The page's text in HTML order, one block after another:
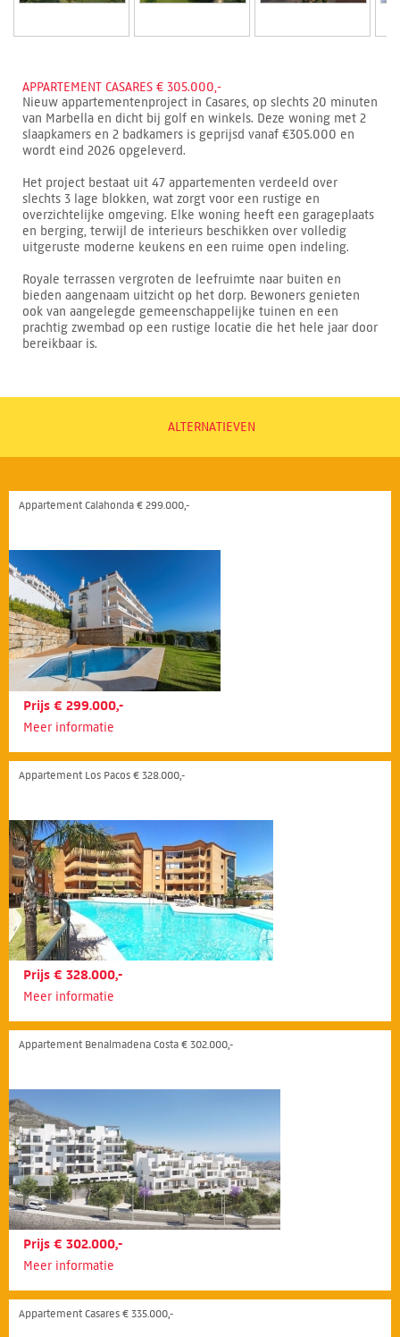
APPARTEMENT CASARES € 305.000,-
Nieuw appartementenproject in Casares, op slechts 20 minuten
van Marbella en dicht bij golf en winkels. Deze woning met 2
slaapkamers en 2 badkamers is geprijsd vanaf €305.000 en
wordt eind 2026 opgeleverd.
Het project bestaat uit 47 appartementen verdeeld over
slechts 3 lage blokken, wat zorgt voor een rustige en
overzichtelijke omgeving. Elke woning heeft een garageplaats
en berging, terwijl de interieurs beschikken over volledig
uitgeruste moderne keukens en een ruime open indeling.
Royale terrassen vergroten de leefruimte naar buiten en
bieden aangenaam uitzicht op het dorp. Bewoners genieten
ook van aangelegde gemeenschappelijke tuinen en een
prachtig zwembad op een rustige locatie die het hele jaar door
bereikbaar is.
ALTERNATIEVEN
Appartement Calahonda € 299.000,-
Prijs € 299.000,-
Meer informatie
Appartement Los Pacos € 328.000,-
Prijs € 328.000,-
Meer informatie
Appartement Benalmadena Costa € 302.000,-
Prijs € 302.000,-
Meer informatie
Appartement Casares € 335.000,-